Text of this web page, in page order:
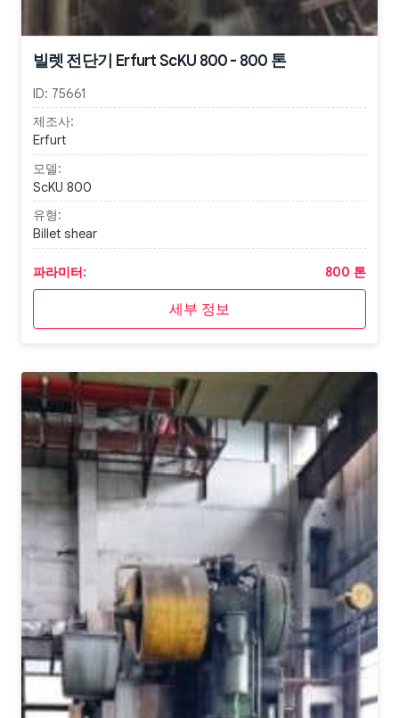
빌렛 전단기 Erfurt ScKU 800 - 800 톤
ID: 75661
제조사:
Erfurt
모델:
ScKU 800
유형:
Billet shear
파라미터: 800 톤
세부 정보